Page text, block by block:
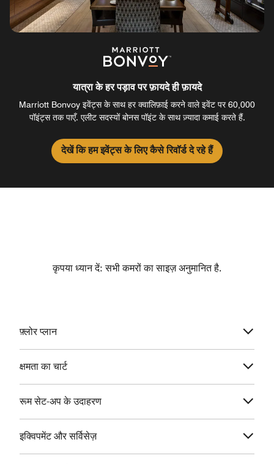
यात्रा के हर पड़ाव पर फ़ायदे ही फ़ायदे
Marriott Bonvoy इवेंट्स के साथ हर क्वालिफ़ाई करने वाले इवेंट पर 60,000
पॉइंट्स तक पाएँ. एलीट सदस्यों बोनस पॉइंट के साथ ज़्यादा कमाई करते हैं.
देखें कि हम इवेंट्स के लिए कैसे रिवॉर्ड दे रहे हैं
कृपया ध्यान दें: सभी कमरों का साइज़ अनुमानित है.
फ़्लोर प्लान
क्षमता का चार्ट
रूम सेट-अप के उदाहरण
इक्विपमेंट और सर्विसेज़